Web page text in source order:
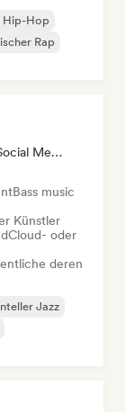
Hop
Rap
YouTube/Twitch -Kanal, Label, Social Media Influencer
Bass music
Künstler
oder
deren
Jazz